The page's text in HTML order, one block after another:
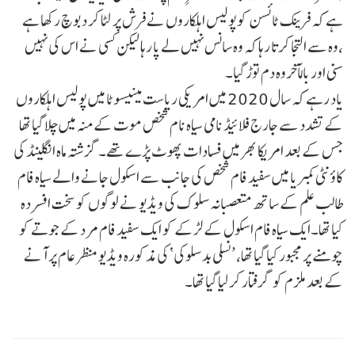
ہے کہ فرینک ٹائسن کوپولیس اہلکاروں نے فرش پر لٹا کر دبوچ رکھا ہے
،وہ سے التجا کرتا رہا کہ وہ سانس نہیں لے پا رہا لیکن کسی نے اس کی نہیں
سنی اور بالآخروہ دم توڑ گیا۔
یاد رہے کہ سال 2020 میں امریکی ریاست مینیسوٹا میں پولیس اہلکاروں
کے تشدد سے جارج فلائیڈ نامی سیاہ نام شخص موت کے منہ میں چلا گیا تھا
جس کے بعد امریکا بھر میں فسادات پھوٹ پڑے تھے۔گزشتہ ماہ انگلینڈ کی
کاؤنٹی کمبریا میں سفید فام شخص کی جانب سے اسکول جانے والے سیاہ فام
طالب علم کے ساتھ متعصبانہ سلوک کی ویڈیو نے لوگوں کو سخت افسردہ
کیا تھا۔ایک سیاہ فام اسکول کے لڑکے کو ایک سفید فام مرد کے جوتے کو
چومنے پر مجبور کیا گیا تھا، ’نسلی بدسلوکی‘ کی مذکورہ ویڈیو منظر عام پر آنے
کے بعد ملزم کو گرفتار کر لیا گیا تھا۔